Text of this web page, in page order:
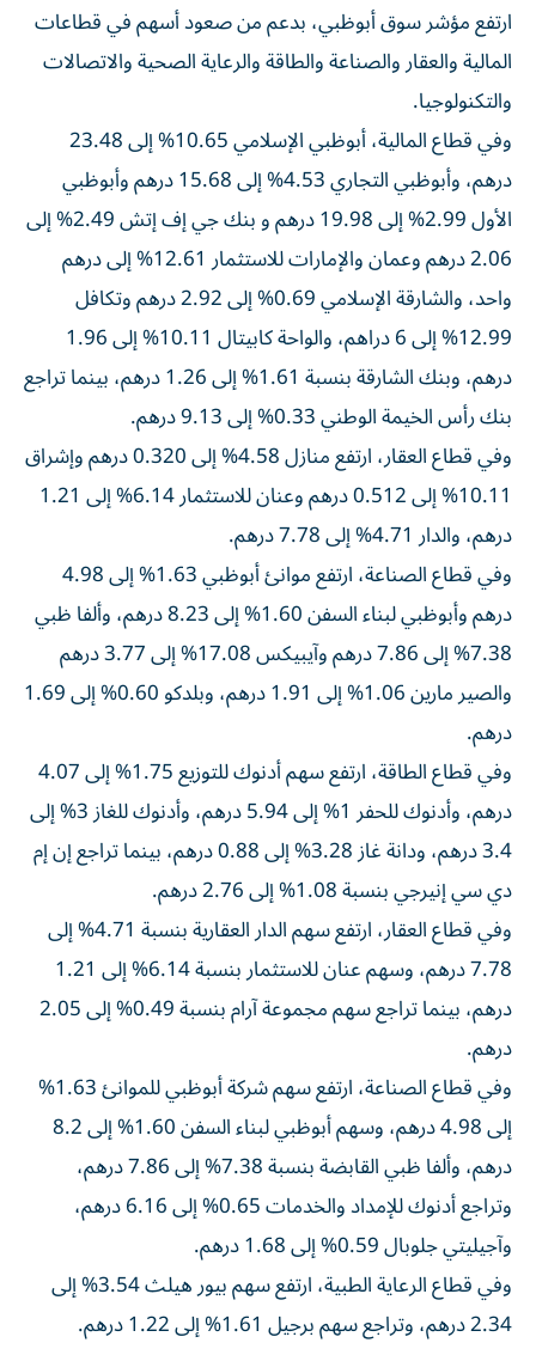
ارتفع مؤشر سوق أبوظبي، بدعم من صعود أسهم في قطاعات
المالية والعقار والصناعة والطاقة والرعاية الصحية والاتصالات
والتكنولوجيا.
وفي قطاع المالية، أبوظبي الإسلامي 10.65% إلى 23.48
درهم، وأبوظبي التجاري 4.53% إلى 15.68 درهم وأبوظبي
الأول 2.99% إلى 19.98 درهم و بنك جي إف إتش 2.49% إلى
2.06 درهم وعمان والإمارات للاستثمار 12.61% إلى درهم
واحد، والشارقة الإسلامي 0.69% إلى 2.92 درهم وتكافل
12.99% إلى 6 دراهم، والواحة كابيتال 10.11% إلى 1.96
درهم، وبنك الشارقة بنسبة 1.61% إلى 1.26 درهم، بينما تراجع
بنك رأس الخيمة الوطني 0.33% إلى 9.13 درهم.
وفي قطاع العقار، ارتفع منازل 4.58% إلى 0.320 درهم وإشراق
10.11% إلى 0.512 درهم وعنان للاستثمار 6.14% إلى 1.21
درهم، والدار 4.71% إلى 7.78 درهم.
وفي قطاع الصناعة، ارتفع موانئ أبوظبي 1.63% إلى 4.98
درهم وأبوظبي لبناء السفن 1.60% إلى 8.23 درهم، وألفا ظبي
7.38% إلى 7.86 درهم وآيبيكس 17.08% إلى 3.77 درهم
والصير مارين 1.06% إلى 1.91 درهم، وبلدكو 0.60% إلى 1.69
درهم.
وفي قطاع الطاقة، ارتفع سهم أدنوك للتوزيع 1.75% إلى 4.07
درهم، وأدنوك للحفر 1% إلى 5.94 درهم، وأدنوك للغاز 3% إلى
3.4 درهم، ودانة غاز 3.28% إلى 0.88 درهم، بينما تراجع إن إم
دي سي إنيرجي بنسبة 1.08% إلى 2.76 درهم.
وفي قطاع العقار، ارتفع سهم الدار العقارية بنسبة 4.71% إلى
7.78 درهم، وسهم عنان للاستثمار بنسبة 6.14% إلى 1.21
درهم، بينما تراجع سهم مجموعة آرام بنسبة 0.49% إلى 2.05
درهم.
وفي قطاع الصناعة، ارتفع سهم شركة أبوظبي للموانئ 1.63%
إلى 4.98 درهم، وسهم أبوظبي لبناء السفن 1.60% إلى 8.2
درهم، وألفا ظبي القابضة بنسبة 7.38% إلى 7.86 درهم،
وتراجع أدنوك للإمداد والخدمات 0.65% إلى 6.16 درهم،
وآجيليتي جلوبال 0.59% إلى 1.68 درهم.
وفي قطاع الرعاية الطبية، ارتفع سهم بيور هيلث 3.54% إلى
2.34 درهم، وتراجع سهم برجيل 1.61% إلى 1.22 درهم.